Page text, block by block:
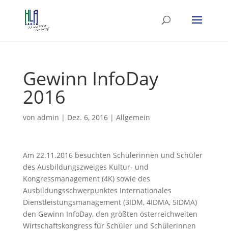
Gewinn InfoDay
2016
von admin | Dez. 6, 2016| Allgemein
Am 22.11.2016 besuchten Schülerinnen und Schüler
des Ausbildungszweiges Kultur- und
Kongressmanagement (4K) sowie des
Ausbildungsschwerpunktes Internationales
Dienstleistungsmanagement (3IDM, 4IDMA, 5IDMA)
den Gewinn InfoDay, den größten österreichweiten
Wirtschaftskongress für Schüler und Schülerinnen